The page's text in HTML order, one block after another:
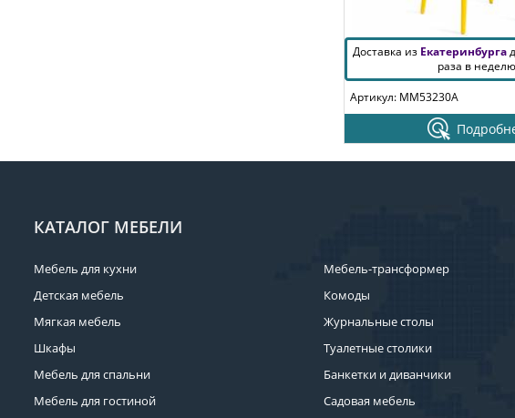
Доставка из Екатеринбурга
раза в неделю
Артикул: MM53230A
КАТАЛОГ МЕБЕЛИ
Мебель для кухни
Детская мебель
Мягкая мебель
Шкафы
Мебель для спальни
Мебель для гостиной
Мебель-трансформер
Комоды
Журнальные столы
Туалетные столики
Банкетки и диванчики
Садовая мебель